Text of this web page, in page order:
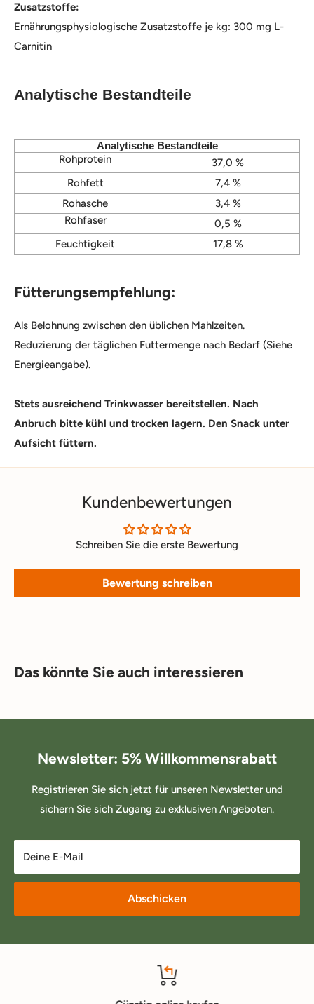
Zusatzstoffe:
Ernährungsphysiologische Zusatzstoffe je kg: 300 mg L-
Carnitin
Analytische Bestandteile
Analytische Bestandteile
Rohprotein
37,0 %
Rohfett
7,4 %
Rohasche
3,4 %
Rohfaser
0,5 %
Feuchtigkeit
17,8 %
Fütterungsempfehlung:
Als Belohnung zwischen den üblichen Mahlzeiten.
Reduzierung der täglichen Futtermenge nach Bedarf (Siehe
Energieangabe).
Stets ausreichend Trinkwasser bereitstellen. Nach
Anbruch bitte kühl und trocken lagern. Den Snack unter
Aufsicht füttern.
Kundenbewertungen
Schreiben Sie die erste Bewertung
Bewertung schreiben
Das könnte Sie auch interessieren
Newsletter: 5% Willkommensrabatt
Registrieren Sie sich jetzt für unseren Newsletter und
sichern Sie sich Zugang zu exklusiven Angeboten.
Deine E-Mail
Abschicken